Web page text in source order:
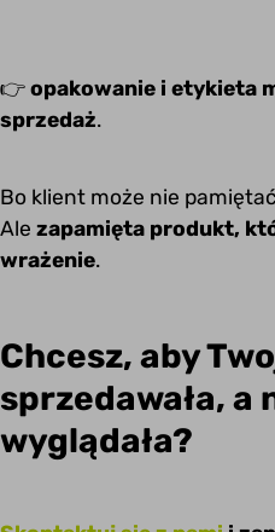
👉 opakowanie i etykieta
sprzedaż.
Bo klient może nie
Ale zapamięta produkt,
wrażenie.
Chcesz, aby
sprzedawała, a
wyglądała?